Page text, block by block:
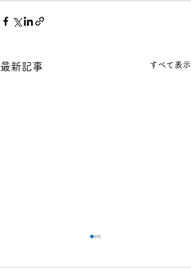
最新記事 すべて表示